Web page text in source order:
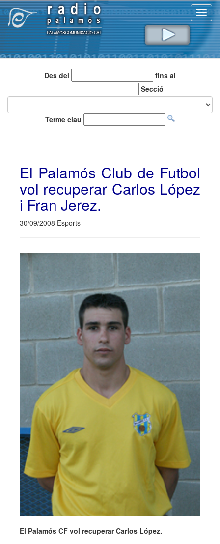
Des del
fins al
Secció
Terme clau
El Palamós Club de Futbol
vol recuperar Carlos López
i Fran Jerez.
30/09/2008 Esports
El Palamós CF vol recuperar Carlos López.